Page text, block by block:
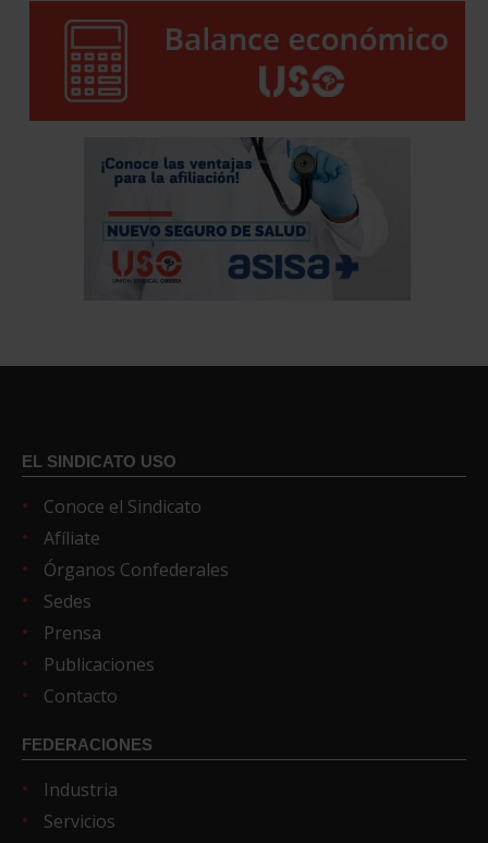
EL SINDICATO USO
Conoce el Sindicato
Afíliate
Órganos Confederales
Sedes
Prensa
Publicaciones
Contacto
FEDERACIONES
Industria
Servicios